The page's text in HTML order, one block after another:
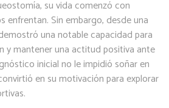
su vida comenzó con
enfrentan. Sin embargo, desde una
una notable capacidad para
y mantener una actitud positiva ante
inicial no le impidió soñar en
en su motivación para explorar